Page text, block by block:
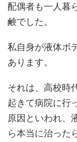
配偶者も一人暮
鹸でした。
私自身が液体ボ
あります。
それは、高校時
起きて病院に行
原因といわれ、
ら本当に治った